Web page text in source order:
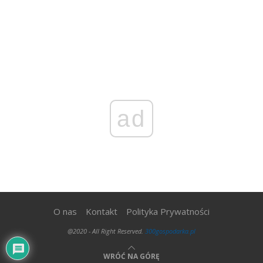
ad
O nas Kontakt Polityka Prywatności
@2020 - All Right Reserved. 300gospodarka.pl
WRÓĆ NA GÓRĘ